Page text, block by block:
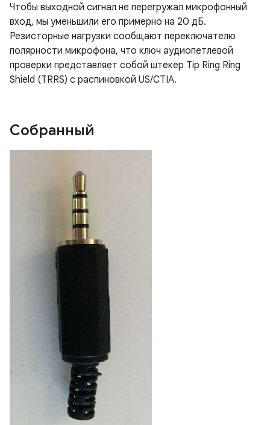
Чтобы выходной сигнал не перегружал микрофонный
вход, мы уменьшили его примерно на 20 дБ.
Резисторные нагрузки сообщают переключателю
полярности микрофона, что ключ аудиопетлевой
проверки представляет собой штекер Tip Ring Ring
Shield (TRRS) с распиновкой US/CTIA.
Собранный